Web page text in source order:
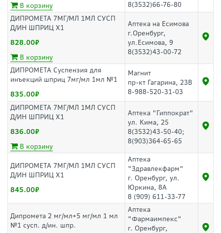
В корзину
8(3532)66-76-80
ДИПРОМЕТА 7МГ/МЛ 1МЛ СУСП
Д/ИН ШПРИЦ Х1
828.00
В корзину
Аптека на Есимова
г.Оренбург,
ул.Есимова, 9
8(3532)43-00-72
ДИПРОМЕТА Суспензия для
инъекций шприц 7мг/мл 1мл №1
835.00
Магнит
пр-кт Гагарина, 23В
8-988-520-31-03
ДИПРОМЕТА 7МГ/МЛ 1МЛ СУСП
Д/ИН ШПРИЦ Х1
836.00
В корзину
Аптека "Гиппократ"
ул. Кима, 25
8(3532)43-50-40;
8(903)364-65-65
ДИПРОМЕТА 7МГ/МЛ 1МЛ СУСП
Д/ИН ШПРИЦ Х1
845.00
Аптека
"Здравлекфарм"
г. Оренбург, ул.
Юркина, 8А
8 (909) 611-33-77
Дипромета 2 мг/мл+5 мг/мл 1 мл
№1 сусп. д/ин. шпр.
Аптека
"Фармаимпекс"
г. Оренбург,